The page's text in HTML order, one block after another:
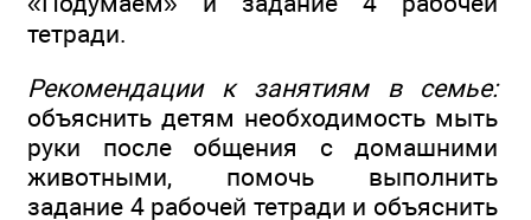
тетради.
Рекомендации к занятиям в семье:
объяснить детям необходимость мыть
руки после общения с домашними
животными, помочь выполнить
задание 4 рабочей тетради и объяснить